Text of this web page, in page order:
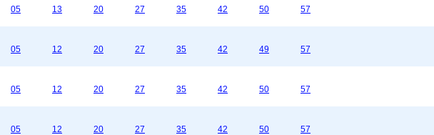
05 13 20 27 35 42 50 57
05 12 20 27 35 42 49 57
05 12 20 27 35 42 50 57
05 12 20 27 35 42 50 57